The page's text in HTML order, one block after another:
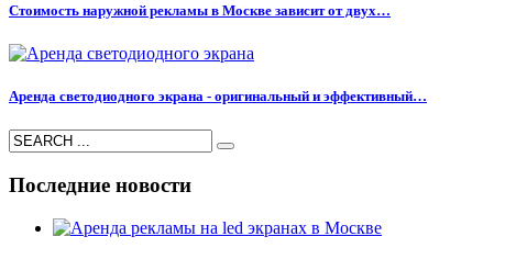
Стоимость наружной рекламы в Москве зависит от двух…
Аренда светодиодного экрана - оригинальный и эффективный…
Последние новости